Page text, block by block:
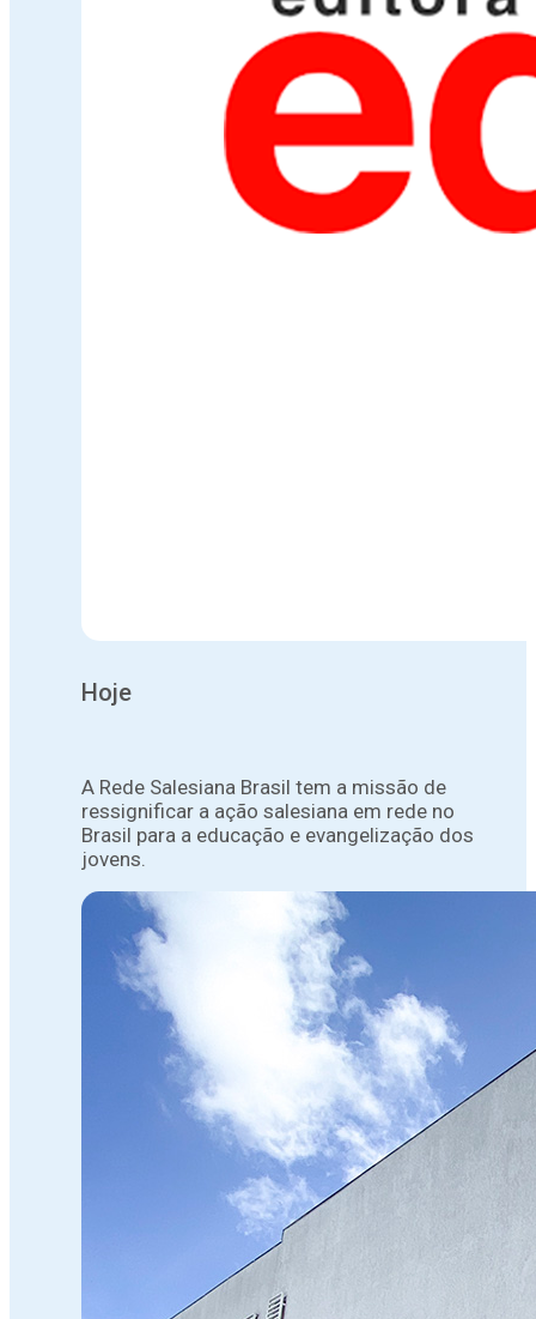
Hoje
A Rede Salesiana Brasil tem a missão de
ressignificar a ação salesiana em rede no
Brasil para a educação e evangelização dos
jovens.